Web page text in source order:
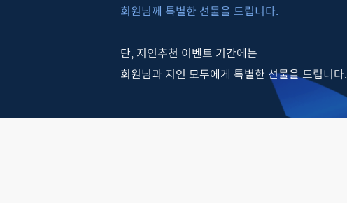
회원님께 특별한 선물을 드립니다.
단, 지인추천 이벤트 기간에는
회원님과 지인 모두에게 특별한 선물을 드립니다.